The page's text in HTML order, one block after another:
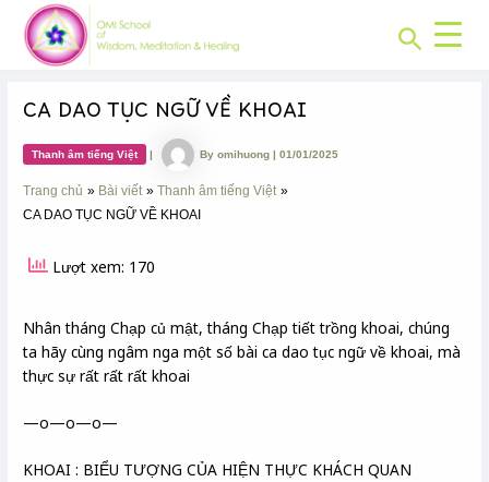
content
Search
CA DAO TỤC NGỮ VỀ KHOAI
Thanh âm tiếng Việt | Byomihuong|01/01/2025
Trang chủ Bài viết
Thanh âm tiếng Việt
CA DAO TỤC NGỮ VỀ KHOAI
Lượt xem: 170
Nhân tháng Chạp củ mật, tháng Chạp tiết trồng khoai, chúng
ta hãy cùng ngâm nga một số bài ca dao tục ngữ về khoai, mà
thực sự rất rất rất khoai
—o—o—o—
KHOAI : BIỂU TƯỢNG CỦA HIỆN THỰC KHÁCH QUAN
Post
navigation
CHUYÊN
MỤC: